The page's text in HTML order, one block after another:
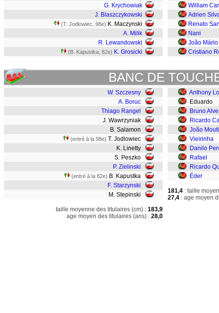
G. Krychowiak
J. Blaszczykowski
(T. Jodlowiec, 98e) K. Maczynski
A. Milik
R. Lewandowski
(B. Kapustka, 82e) K. Grosicki
William
Adrien
Renato
Nani
João Mário
Cristiano
BANC DE
W. Szczesny
A. Boruc
Thiago Rangel
J. Wawrzyniak
B. Salamon
(entré à la 98e) T. Jodlowiec
K. Linetty
S. Peszko
P. Zielinski
(entré à la 82e) B. Kapustka
F. Starzynski
M. Stepinski
taille moyenne des titulaires (cm) : 183,9
age moyen des titulaires (ans) : 28,0
Anthony
Eduardo
Bruno
Ricardo
João
Vieirinha
Danilo
Rafael
Ricardo
Éder
181,4 : taille
27,4 : age moyen